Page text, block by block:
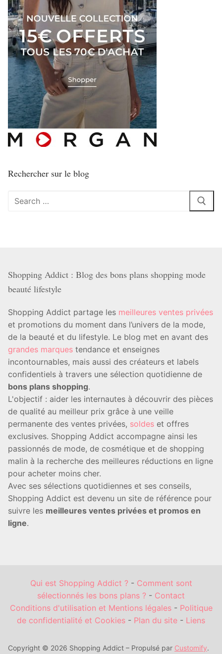
Rechercher sur le blog
Rechercher
Shopping Addict : Blog des bons plans shopping mode
beauté lifestyle
Shopping Addict partage les meilleures ventes privées
et promotions du moment dans l’univers de la mode,
de la beauté et du lifestyle. Le blog met en avant des
grandes marques tendance et enseignes
incontournables, mais aussi des créateurs et labels
confidentiels à travers une sélection quotidienne de
bons plans shopping.
L'objectif : aider les internautes à découvrir des pièces
de qualité au meilleur prix grâce à une veille
permanente des ventes privées, soldes et offres
exclusives. Shopping Addict accompagne ainsi les
passionnés de mode, de cosmétique et de shopping
malin à la recherche des meilleures réductions en ligne
pour acheter moins cher.
Avec ses sélections quotidiennes et ses conseils,
Shopping Addict est devenu un site de référence pour
suivre les meilleures ventes privées et promos en
ligne.
Qui est Shopping Addict ?- Comment sont
sélectionnés les bons plans ? - Contact
Conditions d'utilisation et Mentions légales- Politique
de confidentialité et Cookies - Plan du site - Liens
Copyright © 2026 Shopping Addict – Propulsé par Customify.